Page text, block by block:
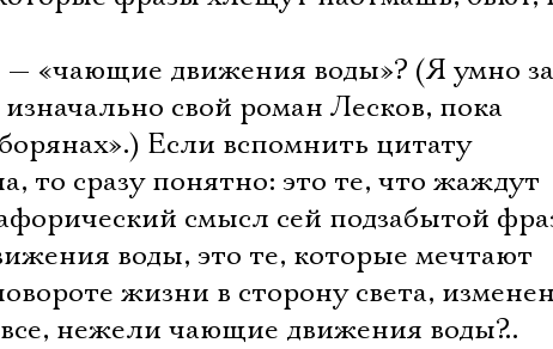
«чающие движения воды»? (Я умно
свой роман Лесков, пока
Если вспомнить цитату
то сразу понятно: это те, что жаждут
смысл сей подзабытой
воды, это те, которые мечтают
жизни в сторону света,
нежели чающие движения воды?..